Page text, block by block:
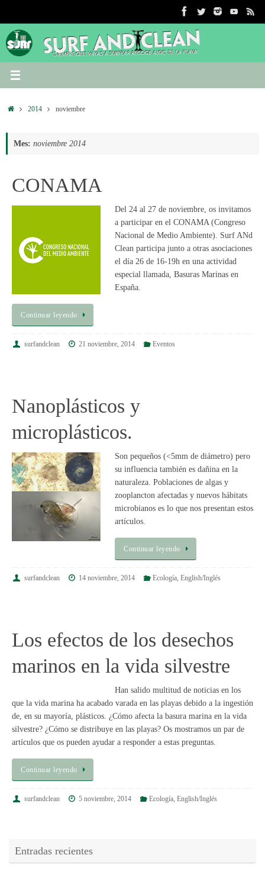
contenido
Inicio2014 noviembre
Mes: noviembre 2014
CONAMA
Del 24 al 27 de noviembre, os invitamos
a participar en el CONAMA (Congreso
Nacional de Medio Ambiente). Surf ANd
Clean participa junto a otras asociaciones
el día 26 de 16-19h en una actividad
especial llamada, Basuras Marinas en
España.
Continuar leyendo
surfandclean 21 noviembre, 2014 Eventos
Nanoplásticos y
microplásticos.
Son pequeños (<5mm de diámetro) pero
su influencia también es dañina en la
naturaleza. Poblaciones de algas y
zooplancton afectadas y nuevos hábitats
microbianos es lo que nos presentan estos
artículos.
Continuar leyendo
surfandclean 14 noviembre, 2014 Ecología, English/Inglés
Los efectos de los desechos
marinos en la vida silvestre
Han salido multitud de noticias en los
que la vida marina ha acabado varada en las playas debido a la ingestión
de, en su mayoría, plásticos. ¿Cómo afecta la basura marina en la vida
silvestre? ¿Cómo se distribuye en las playas? Os mostramos un par de
artículos que os pueden ayudar a responder a estas preguntas.
Continuar leyendo
surfandclean 5 noviembre, 2014 Ecología, English/Inglés
Entradas recientes